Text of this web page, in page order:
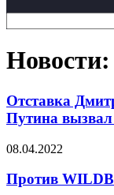
Отставка
Путина вызвал
08.04.2022
Против